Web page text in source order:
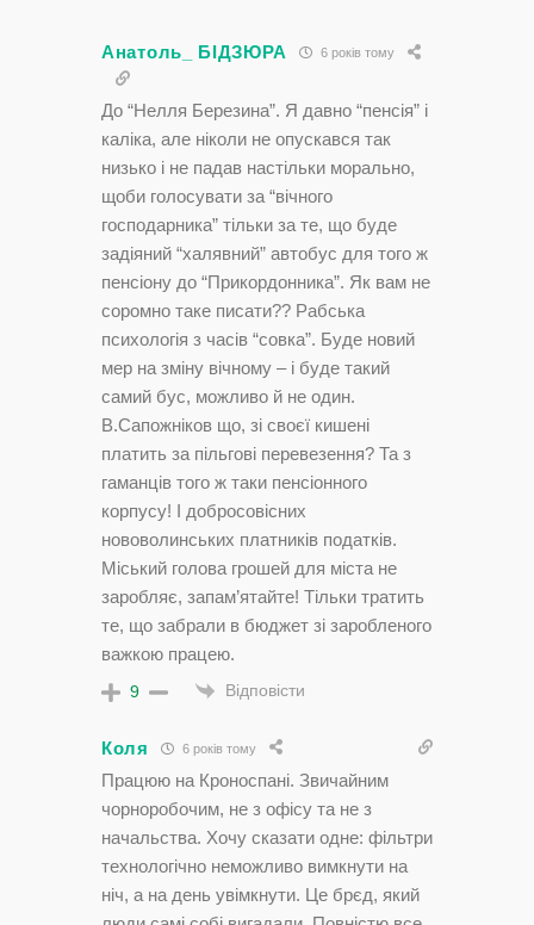
Анатоль_ БІДЗЮРА 6 років тому
До “Нелля Березина”. Я давно “пенсія” і
каліка, але ніколи не опускався так
низько і не падав настільки морально,
щоби голосувати за “вічного
господарника” тільки за те, що буде
задіяний “халявний” автобус для того ж
пенсіону до “Прикордонника”. Як вам не
соромно таке писати?? Рабська
психологія з часів “совка”. Буде новий
мер на зміну вічному – і буде такий
самий бус, можливо й не один.
В.Сапожніков що, зі своєї кишені
платить за пільгові перевезення? Та з
гаманців того ж таки пенсіонного
корпусу! І добросовісних
нововолинських платників податків.
Міський голова грошей для міста не
заробляє, запам’ятайте! Тільки тратить
те, що забрали в бюджет зі заробленого
важкою працею.
9 Відповісти
Коля 6 років тому
Працюю на Кроноспані. Звичайним
чорноробочим, не з офісу та не з
начальства. Хочу сказати одне: фільтри
технологічно неможливо вимкнути на
ніч, а на день увімкнути. Це брєд, який